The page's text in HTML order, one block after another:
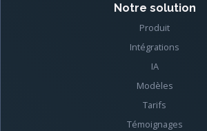
Notre solution
Produit
Intégrations
IA
Modèles
Tarifs
Témoignages